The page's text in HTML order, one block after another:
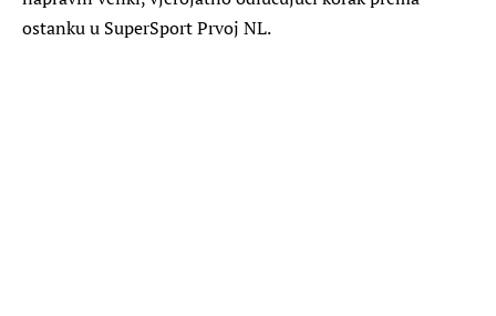
ostanku u SuperSport Prvoj NL.